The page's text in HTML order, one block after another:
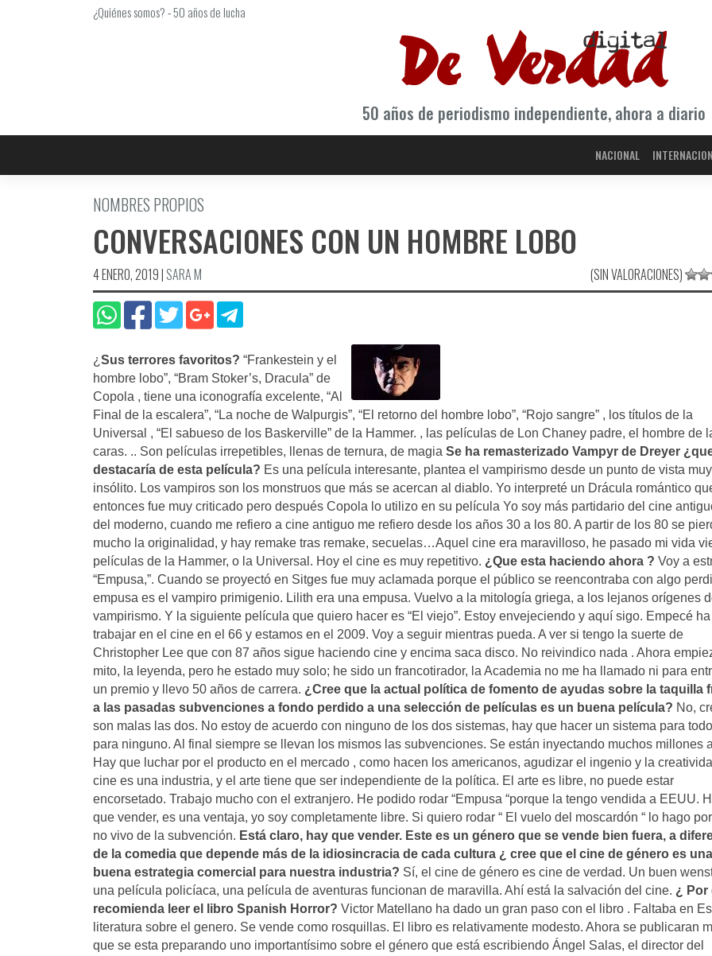
¿Quiénes somos?-50 años de lucha
50 años de periodismo independiente, ahora a diario
NACIONAL
NOMBRES PROPIOS
CONVERSACIONES CON UN HOMBRE LOBO
4 ENERO, 2019| SARA M (SIN VALORACIONES)
¿ Sus terrores favoritos? “Frankestein y el
hombre lobo”, “Bram Stoker’s, Dracula” de
Copola , tiene una iconografía excelente, “Al
Final de la escalera”, “La noche de Walpurgis”, “El retorno del hombre lobo”, “Rojo sangre” , los títulos de la
Universal , “El sabueso de los Baskerville” de la Hammer. , las películas de Lon Chaney padre, el hombre de
caras. .. Son películas irrepetibles, llenas de ternura, de magia Se ha remasterizado Vampyr de Dreyer
destacaría de esta película? Es una película interesante, plantea el vampirismo desde un punto de vista muy
insólito. Los vampiros son los monstruos que más se acercan al diablo. Yo interpreté un Drácula romántico
entonces fue muy criticado pero después Copola lo utilizo en su película Yo soy más partidario del cine
del moderno, cuando me refiero a cine antiguo me refiero desde los años 30 a los 80. A partir de los 80 se
mucho la originalidad, y hay remake tras remake, secuelas…Aquel cine era maravilloso, he pasado mi vida
películas de la Hammer, o la Universal. Hoy el cine es muy repetitivo. ¿Que esta haciendo ahora ? Voy a
“Empusa,”. Cuando se proyectó en Sitges fue muy aclamada porque el público se reencontraba con algo
empusa es el vampiro primigenio. Lilith era una empusa. Vuelvo a la mitología griega, a los lejanos orígenes
vampirismo. Y la siguiente película que quiero hacer es “El viejo”. Estoy envejeciendo y aquí sigo. Empecé ha
trabajar en el cine en el 66 y estamos en el 2009. Voy a seguir mientras pueda. A ver si tengo la suerte de
Christopher Lee que con 87 años sigue haciendo cine y encima saca disco. No reivindico nada . Ahora
mito, la leyenda, pero he estado muy solo; he sido un francotirador, la Academia no me ha llamado ni para
un premio y llevo 50 años de carrera. ¿Cree que la actual política de fomento de ayudas sobre la taquilla
a las pasadas subvenciones a fondo perdido a una selección de películas es un buena película? No,
son malas las dos. No estoy de acuerdo con ninguno de los dos sistemas, hay que hacer un sistema para
para ninguno. Al final siempre se llevan los mismos las subvenciones. Se están inyectando muchos millones
Hay que luchar por el producto en el mercado , como hacen los americanos, agudizar el ingenio y la
cine es una industria, y el arte tiene que ser independiente de la política. El arte es libre, no puede estar
encorsetado. Trabajo mucho con el extranjero. He podido rodar “Empusa “porque la tengo vendida a EEUU.
que vender, es una ventaja, yo soy completamente libre. Si quiero rodar “ El vuelo del moscardón “ lo hago
no vivo de la subvención. Está claro, hay que vender. Este es un género que se vende bien fuera, a
de la comedia que depende más de la idiosincracia de cada cultura ¿ cree que el cine de género es una
buena estrategia comercial para nuestra industria? Sí, el cine de género es cine de verdad. Un buen
una película policíaca, una película de aventuras funcionan de maravilla. Ahí está la salvación del cine. ¿ Por
recomienda leer el libro Spanish Horror? Victor Matellano ha dado un gran paso con el libro . Faltaba en
literatura sobre el genero. Se vende como rosquillas. El libro es relativamente modesto. Ahora se publicaran
que se esta preparando uno importantísimo sobre el género que está escribiendo Ángel Salas, el director del